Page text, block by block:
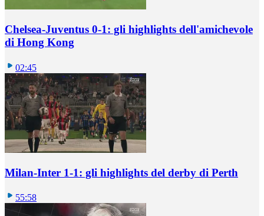
Chelsea-Juventus 0-1: gli highlights dell'amichevole
di Hong Kong
02:45
Milan-Inter 1-1: gli highlights del derby di Perth
55:58